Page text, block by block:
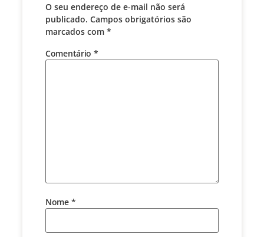
O seu endereço de e-mail não será
publicado. Campos obrigatórios são
marcados com *
Comentário *
Nome *